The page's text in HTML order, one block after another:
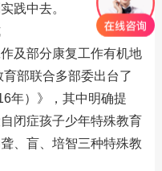
践中去。
及部分康复工作有机地
部联合多部委出台了
年）》，其中明确提
闭症孩子少年特殊教育
、盲、培智三种特殊教